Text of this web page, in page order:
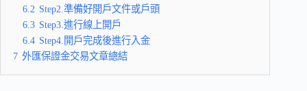
6.2 Step2.準備好開戶文件或戶頭
6.3 Step3.進行線上開戶
6.4 Step4.開戶完成後進行入金
7 外匯保證金交易文章總結